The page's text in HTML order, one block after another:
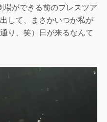
ができる前のプレスツア
して、まさかいつか私が
り、笑）日が来るなんて